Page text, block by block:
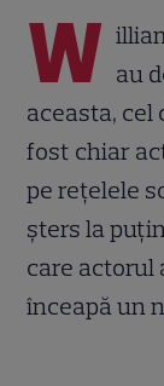
W au
aceasta, cel
fost chiar
pe rețelele
șters la
care actorul
înceapă un